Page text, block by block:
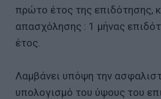
πρώτο έτος της επιδότησης,
απασχόλησης : 1 μήνας
έτος.
Λαμβάνει υπόψη την
υπολογισμό του ύψους του